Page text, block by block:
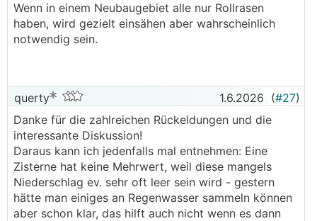
melly210 schrieb: Weiters wird wenn man nicht
oder nur zurückhaltend jätet aus einem Rasen
von selber mit der Zeit eine gemischte Wiese mit
Jein. Es wird nur wachsen was da ist. Also
Samen der im Boden ist oder eingeflogen
kommt. Wenn im Umfeld kein Zittergras,
Wiesenhafer, Trespe oder Blumen wie
Flockenblume, Labkraut, Esparsetten (etc)
vorhanden sind verändert sich der Bestand oft
nicht in die gewünschte Richtung.
Wenn in einem Neubaugebiet alle nur Rollrasen
haben, wird gezielt einsähen aber wahrscheinlich
notwendig sein.
querty 1.6.2026 (#27)
Danke für die zahlreichen Rückeldungen und die
interessante Diskussion!
Daraus kann ich jedenfalls mal entnehmen: Eine
Zisterne hat keine Mehrwert, weil diese mangels
Niederschlag ev. sehr oft leer sein wird - gestern
hätte man einiges an Regenwasser sammeln können
aber schon klar, das hilft auch nicht wenn es dann